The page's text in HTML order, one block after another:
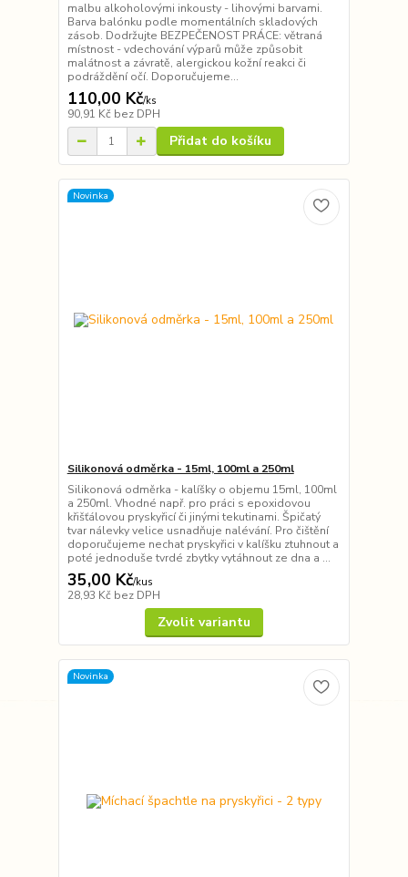
malbu alkoholovými inkousty - lihovými barvami.
Barva balónku podle momentálních skladových
zásob. Dodržujte BEZPEČENOST PRÁCE: větraná
místnost - vdechování výparů může způsobit
malátnost a závratě, alergickou kožní reakci či
podráždění očí. Doporučujeme...
110,00 Kč/ks
90,91 Kč bez DPH
Přidat do košíku
Novinka
Silikonová odměrka - 15ml, 100ml a 250ml
Silikonová odměrka - kalíšky o objemu 15ml, 100ml
a 250ml. Vhodné např. pro práci s epoxidovou
křišťálovou pryskyřicí či jinými tekutinami. Špičatý
tvar nálevky velice usnadňuje nalévání. Pro čištění
doporučujeme nechat pryskyřici v kalíšku ztuhnout a
poté jednoduše tvrdé zbytky vytáhnout ze dna a ...
35,00 Kč/kus
28,93 Kč bez DPH
Zvolit variantu
Novinka